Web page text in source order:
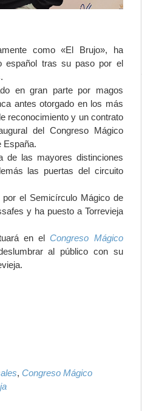
como «El Brujo», ha
español tras su paso por el
en gran parte por magos
antes otorgado en los más
reconocimiento y un contrato
del Congreso Mágico
España.
de las mayores distinciones
las puertas del circuito
por el Semicírculo Mágico de
y ha puesto a Torrevieja
en elCongreso Mágico
al público con su
, Congreso Mágico